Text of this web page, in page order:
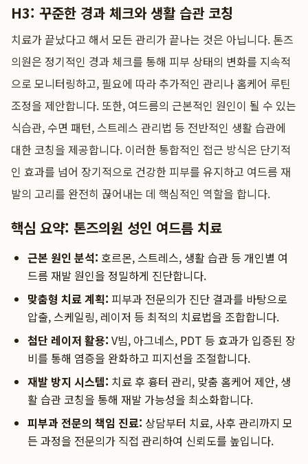
H3: 꾸준한 경과 체크와 생활 습관 코칭
치료가 끝났다고 해서 모든 관리가 끝나는 것은 아닙니다. 톤즈
의원은 정기적인 경과 체크를 통해 피부 상태의 변화를 지속적
으로 모니터링하고, 필요에 따라 추가적인 관리나 홈케어 루틴
조정을 제안합니다. 또한, 여드름의 근본적인 원인이 될 수 있는
식습관, 수면 패턴, 스트레스 관리법 등 전반적인 생활 습관에
대한 코칭을 제공합니다. 이러한 통합적인 접근 방식은 단기적
인 효과를 넘어 장기적으로 건강한 피부를 유지하고 여드름 재
발의 고리를 완전히 끊어내는 데 핵심적인 역할을 합니다.
핵심 요약: 톤즈의원 성인 여드름 치료
근본 원인 분석: 호르몬, 스트레스, 생활 습관 등 개인별 여
드름 재발 원인을 정밀하게 진단합니다.
맞춤형 치료 계획: 피부과 전문의가 진단 결과를 바탕으로
압출, 스케일링, 레이저 등 최적의 치료법을 조합합니다.
첨단 레이저 활용: V빔, 아그네스, PDT 등 효과가 입증된 장
비를 통해 염증을 완화하고 피지선을 조절합니다.
재발 방지 시스템: 치료 후 흉터 관리, 맞춤 홈케어 제안, 생
활 습관 코칭을 통해 재발 가능성을 최소화합니다.
피부과 전문의 책임 진료: 상담부터 치료, 사후 관리까지 모
든 과정을 전문의가 직접 관리하여 신뢰도를 높입니다.